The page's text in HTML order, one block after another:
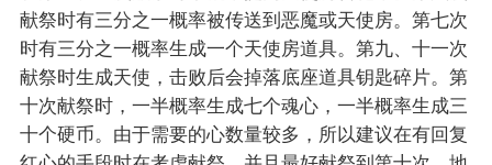
献祭时有三分之一概率被传送到恶魔或天使房。第七次
时有三分之一概率生成一个天使房道具。第九、十一次
献祭时生成天使，击败后会掉落底座道具钥匙碎片。第
十次献祭时，一半概率生成七个魂心，一半概率生成三
十个硬币。由于需要的心数量较多，所以建议在有回复